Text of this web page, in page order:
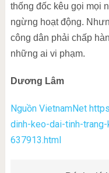
thống đốc kêu gọi mọi
ngừng hoạt động.
công dân phải chấp
những ai vi phạm.
Dương Lâm
Nguồn VietnamNet
dinh-keo-dai-tinh-
637913.html